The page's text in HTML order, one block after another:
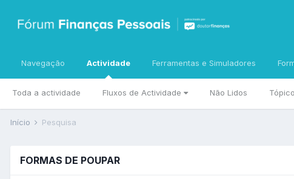
Navegação Actividade
Toda a actividade Fluxos de Actividade Não Lidos
Ferramentas e Simuladores
Início Pesquisa
FORMAS DE POUPAR